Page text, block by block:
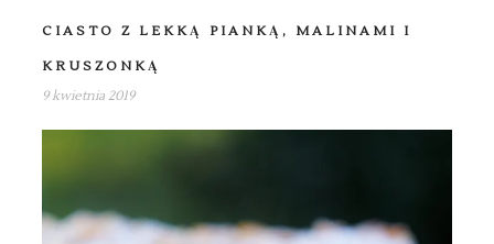
CIASTO Z LEKKĄ PIANKĄ, MALINAMI I
KRUSZONKĄ
9 kwietnia 2019